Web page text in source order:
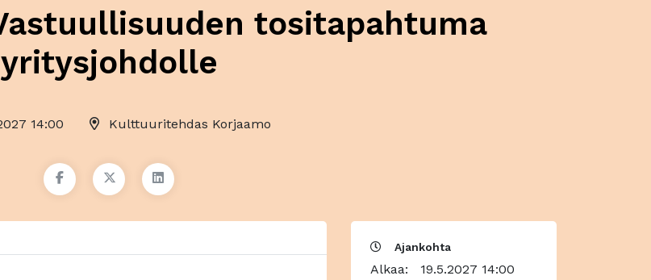
tositapahtuma
yritysjohdolle
14:00 Kulttuuritehdas Korjaamo
Ajankohta
Alkaa: 19.5.2027 14:00